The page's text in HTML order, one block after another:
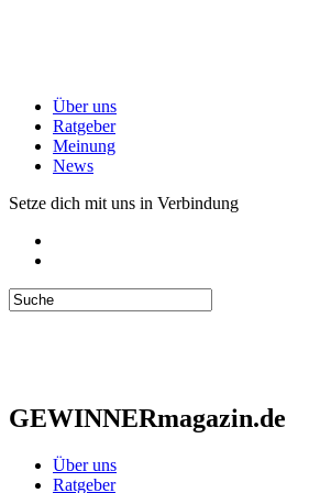
Über uns
Ratgeber
Meinung
News
Setze dich mit uns in Verbindung
GEWINNERmagazin.de
Über uns
Ratgeber